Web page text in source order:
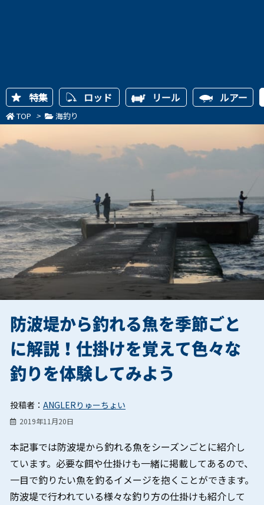
特集 ロッド リール ルアー
TOP > 海釣り
防波堤から釣れる魚を季節ごと
に解説！仕掛けを覚えて色々な
釣りを体験してみよう
投稿者： ANGLERりゅーちょい
2019年11月20日
本記事では防波堤から釣れる魚をシーズンごとに紹介し
ています。必要な餌や仕掛けも一緒に掲載してあるので、
一目で釣りたい魚を釣るイメージを抱くことができます。
防波堤で行われている様々な釣り方の仕掛けも紹介して